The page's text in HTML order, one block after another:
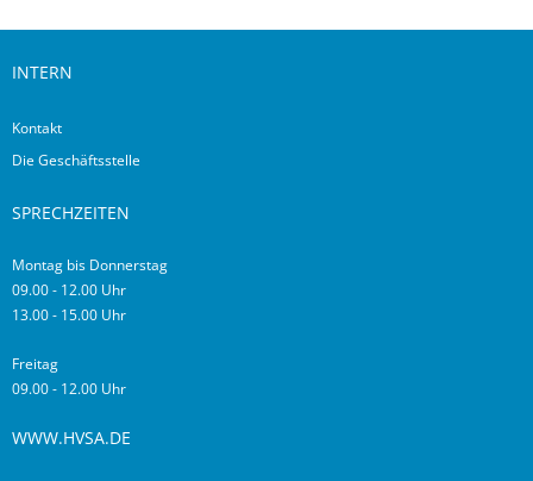
INTERN
Kontakt
Die Geschäftsstelle
SPRECHZEITEN
Montag bis Donnerstag
09.00 - 12.00 Uhr
13.00 - 15.00 Uhr
Freitag
09.00 - 12.00 Uhr
WWW.HVSA.DE